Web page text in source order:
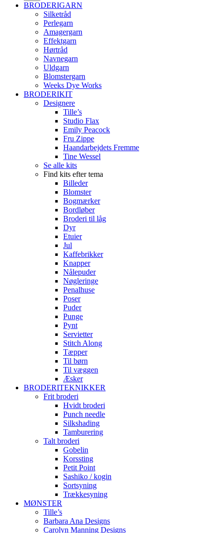
BRODERIGARN
Silketråd
Perlegarn
Amagergarn
Effektgarn
Hørtråd
Navnegarn
Uldgarn
Blomstergarn
Weeks Dye Works
BRODERIKIT
Designere
Tille’s
Studio Flax
Emily Peacock
Fru Zippe
Haandarbejdets Fremme
Tine Wessel
Se alle kits
Find kits efter tema
Billeder
Blomster
Bogmærker
Bordløber
Broderi til låg
Dyr
Etuier
Jul
Kaffebrikker
Knapper
Nålepuder
Nøgleringe
Penalhuse
Poser
Puder
Punge
Pynt
Servietter
Stitch Along
Tæpper
Til børn
Til væggen
Æsker
BRODERITEKNIKKER
Frit broderi
Hvidt broderi
Punch needle
Silkshading
Tamburering
Talt broderi
Gobelin
Korssting
Petit Point
Sashiko / kogin
Sortsyning
Trækkesyning
MØNSTER
Tille’s
Barbara Ana Designs
Carolyn Manning Designs